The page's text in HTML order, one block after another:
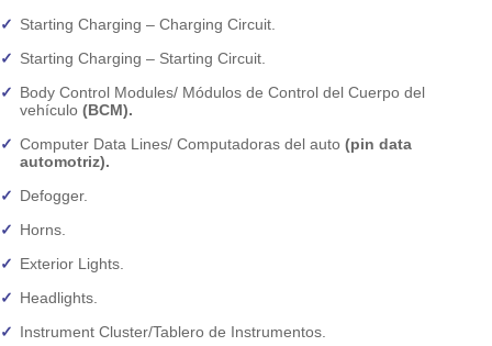
Starting Charging – Charging Circuit.
Starting Charging – Starting Circuit.
Body Control Modules/ Módulos de Control del Cuerpo del
vehículo (BCM).
Computer Data Lines/ Computadoras del auto (pin data
automotriz).
Defogger.
Horns.
Exterior Lights.
Headlights.
Instrument Cluster/Tablero de Instrumentos.